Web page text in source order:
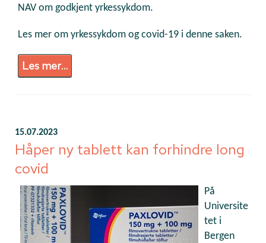
NAV om godkjent yrkessykdom.
Les mer om yrkessykdom og covid-19 i denne saken.
Les mer...
15.07.2023
Håper ny tablett kan forhindre long
covid
På
Universite
tet i
Bergen